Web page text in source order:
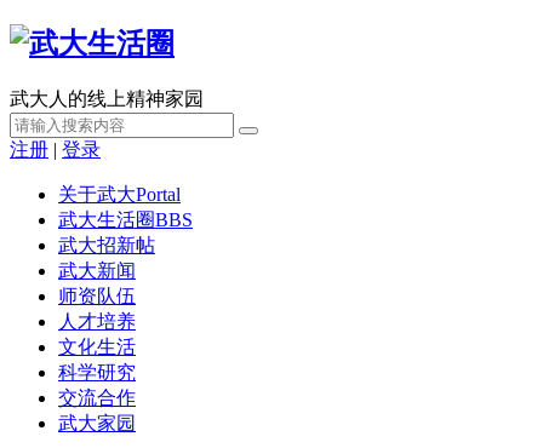
武大人的线上精神家园
注册 | 登录
关于武大Portal
武大生活圈BBS
武大招新帖
武大新闻
师资队伍
人才培养
文化生活
科学研究
交流合作
武大家园